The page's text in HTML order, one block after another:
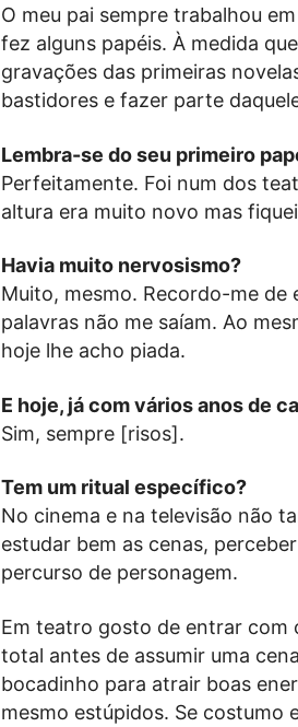
O meu pai sempre trabalhou
fez alguns papéis. À medida
gravações das primeiras
bastidores e fazer parte
Lembra-se do seu primeiro
Perfeitamente. Foi num dos
altura era muito novo mas
Havia muito nervosismo?
Muito, mesmo. Recordo-me
palavras não me saíam. Ao
hoje lhe acho piada.
E hoje, já com vários anos de
Sim, sempre [risos].
Tem um ritual específico?
No cinema e na televisão não
estudar bem as cenas,
percurso de personagem.
Em teatro gosto de entrar com
total antes de assumir uma
bocadinho para atrair boas
mesmo estúpidos. Se